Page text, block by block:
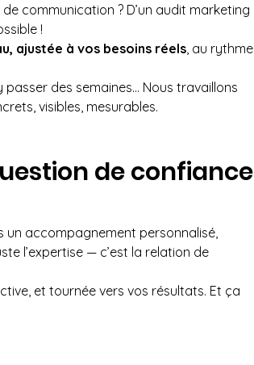
communication ? D’un audit marketing
!
ajustée à vos besoins réels , au rythme
des semaines... Nous travaillons
visibles, mesurables.
de confiance
accompagnement personnalisé,
l’expertise — c’est la relation de
et tournée vers vos résultats. Et ça